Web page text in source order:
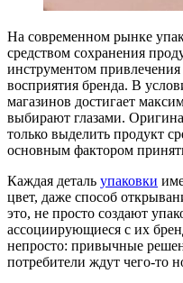
На современном рынке
средством сохранения
инструментом
восприятия бренда. В
магазинов достигает
выбирают глазами.
только выделить продукт
основным фактором
Каждая деталь упаковки
цвет, даже способ
это, не просто создают
ассоциирующиеся с их
непросто: привычные
потребители ждут чего-то